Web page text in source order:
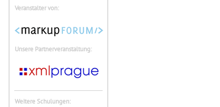
Veranstalter von:
Unsere Partnerveranstaltung:
Weitere Schulungen: